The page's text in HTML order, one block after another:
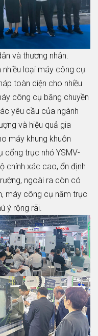
và thương nhân.
nhiều loại máy công cụ
toàn diện cho nhiều
công cụ băng chuyền
yêu cầu của ngành
và hiệu quả gia
máy khung khuôn
cổng trục nhỏ YSMV-
chính xác cao, ổn định
ngoài ra còn có
máy công cụ năm trục
ý rộng rãi.